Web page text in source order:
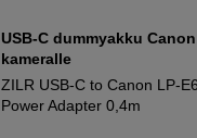
USB-C dummyakku Canon
kameralle
ZILR USB-C to Canon LP-
Power Adapter 0,4m